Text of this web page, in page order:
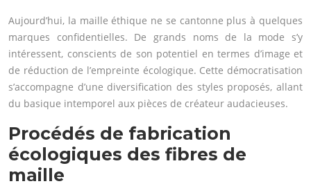
Aujourd’hui, la maille éthique ne se cantonne plus à quelques
marques confidentielles. De grands noms de la mode s’y
intéressent, conscients de son potentiel en termes d’image et
de réduction de l’empreinte écologique. Cette démocratisation
s’accompagne d’une diversification des styles proposés, allant
du basique intemporel aux pièces de créateur audacieuses.
Procédés de fabrication
écologiques des fibres de
maille